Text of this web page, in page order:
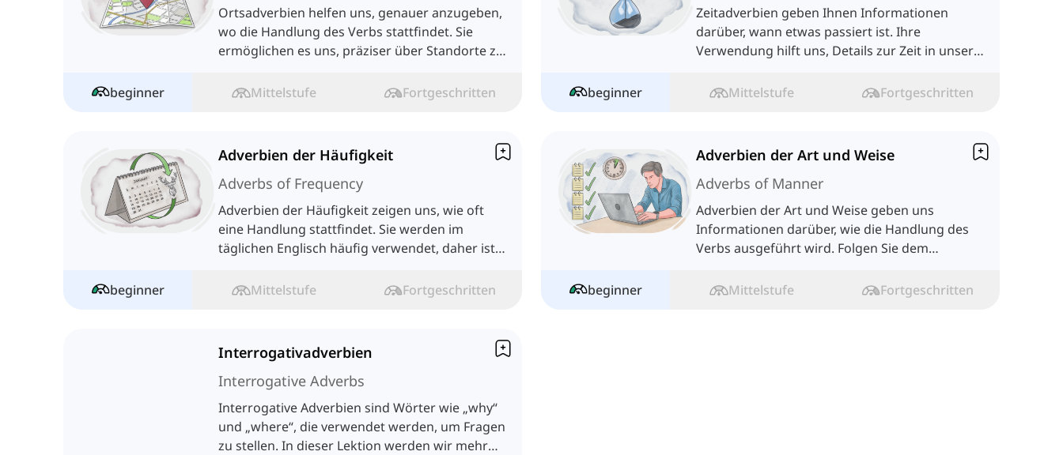
Ortsadverbien helfen uns, genauer anzugeben,
wo die Handlung des Verbs stattfindet. Sie
ermöglichen es uns, präziser über Standorte zu
beginner
Mittelstufe Fortgeschritten
Zeitadverbien geben Ihnen Informationen
darüber, wann etwas passiert ist. Ihre
Verwendung hilft uns, Details zur Zeit in unsere
beginner
Mittelstufe Fortgeschritten
Adverbien der Häufigkeit
Adverbs of Frequency
Adverbien der Häufigkeit zeigen uns, wie oft
eine Handlung stattfindet. Sie werden im
täglichen Englisch häufig verwendet, daher ist
beginner
Mittelstufe Fortgeschritten
Adverbien der Art und Weise
Adverbs of Manner
Adverbien der Art und Weise geben uns
Informationen darüber, wie die Handlung des
Verbs ausgeführt wird. Folgen Sie dem
und in Sätzen verwendet werden.
beginner Mittelstufe Fortgeschritten
Interrogativadverbien
Interrogative Adverbs
Interrogative Adverbien sind Wörter wie „why“
und „where“, die verwendet werden, um Fragen
zu stellen. In dieser Lektion werden wir mehr